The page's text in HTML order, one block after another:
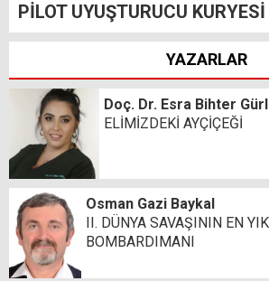
PİLOT UYUŞTURUCU
YAZARLAR
Doç. Dr. Esra Bihter
ELİMİZDEKİ AYÇİÇEĞİ
Osman Gazi Baykal
II. DÜNYA SAVAŞININ EN
BOMBARDIMANI